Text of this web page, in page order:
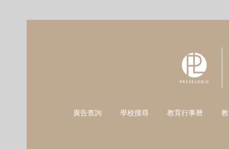
廣告查詢 學校搜尋 教育行事曆